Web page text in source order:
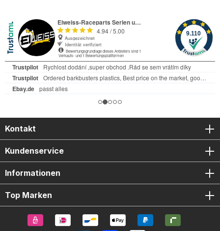
Kontakt
Kundenservice
Informationen
Top Marken